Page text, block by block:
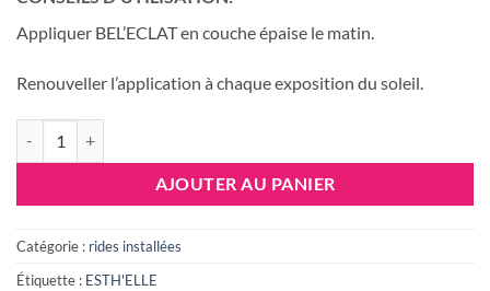
Appliquer BEL’ECLAT en couche épaise le matin.
Renouveller l’application à chaque exposition du soleil.
AJOUTER AU PANIER
Catégorie : rides installées
Étiquette : ESTH'ELLE